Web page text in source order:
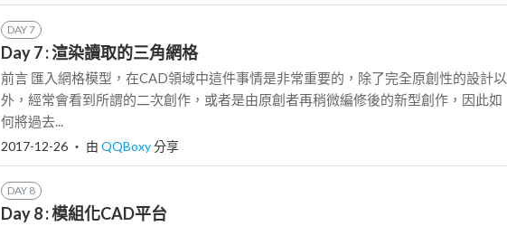
DAY 7
Day 7 : 渲染讀取的三角網格
前言 匯入網格模型，在CAD領域中這件事情是非常重要的，除了完全原創性的設計以
外，經常會看到所謂的二次創作，或者是由原創者再稍微編修後的新型創作，因此如
何將過去...
2017-12-26 ‧ 由 QQBoxy分享
DAY 8
Day 8 : 模組化CAD平台